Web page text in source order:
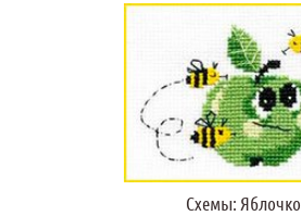
Схемы: Яблочко